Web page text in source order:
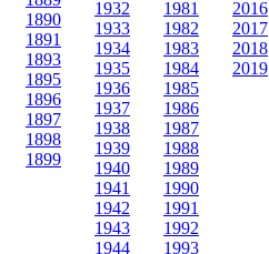
1890
1891
1893
1895
1896
1897
1898
1899
1932
1933
1934
1935
1936
1937
1938
1939
1940
1941
1942
1943
1944
1981
1982
1983
1984
1985
1986
1987
1988
1989
1990
1991
1992
1993
2016
2017
2018
2019